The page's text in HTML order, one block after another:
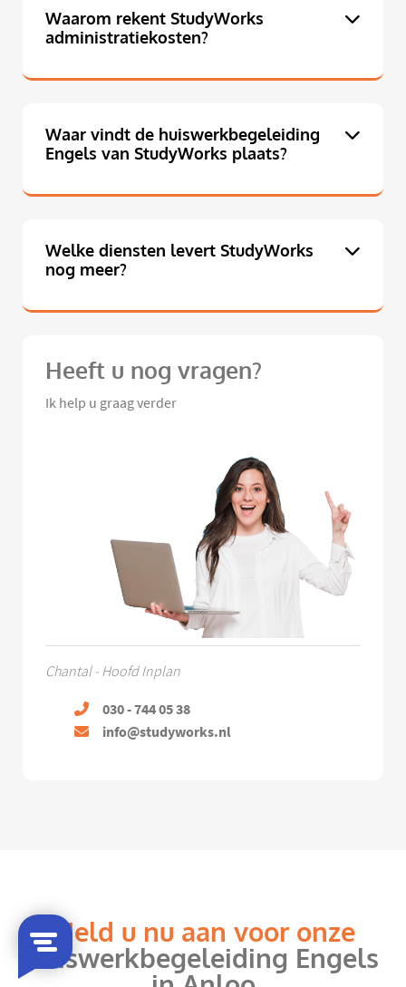
Waarom rekent StudyWorks
administratiekosten?
Waar vindt de huiswerkbegeleiding
Engels van StudyWorks plaats?
Welke diensten levert StudyWorks
nog meer?
Heeft u nog vragen?
Ik help u graag verder
Chantal - Hoofd Inplan
030 - 744 05 38
info@studyworks.nl
Meld u nu aan voor onze
huiswerkbegeleiding Engels